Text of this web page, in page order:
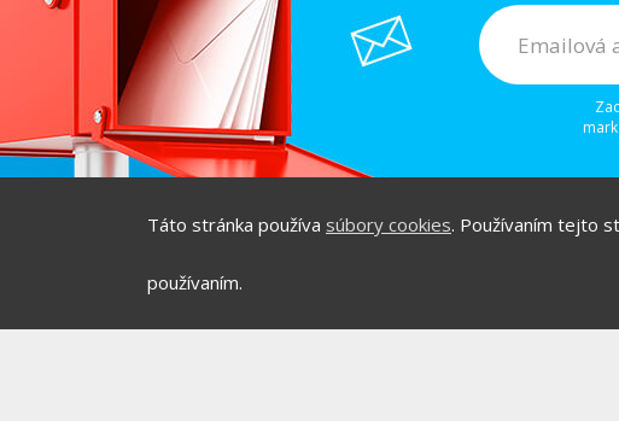
Táto stránka používa súbory cookies. Používaním tejto
používaním.